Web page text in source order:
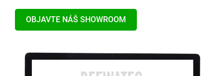
OBJAVTE NÁŠ SHOWROOM